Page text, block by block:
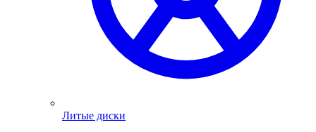
Литые диски